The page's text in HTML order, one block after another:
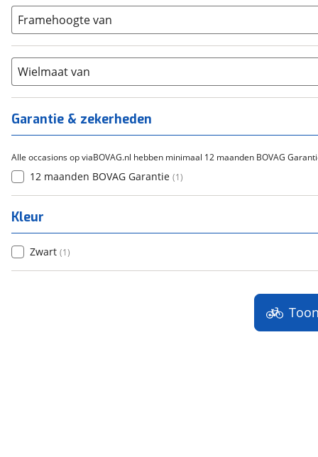
Gazelle (0)
Cortina (0)
Flyer (0)
Overig ( 0)
15-20 (0)
21+
Carbon
Chroom-molybdeen (0)
Scandium
Staal (0 )
Tica
Framehoogte van
Wielmaat van
Garantie & zekerheden
Alle occasions op viaBOVAG.nl hebben minimaal 12 maanden BOVAG
12 maanden BOVAG Garantie (1)
Kleur
Zwart (1)